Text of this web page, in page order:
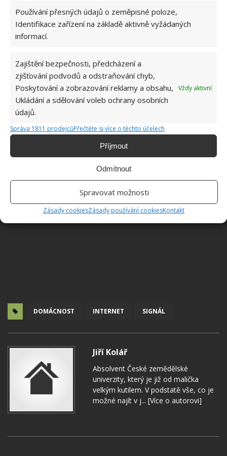
Používání přesných údajů o zeměpisné poloze,
Identifikace zařízení na základě aktivně vyžádaných
informací.
Zajištění bezpečnosti, předcházení a
zjišťování podvodů a odstraňování chyb,
Poskytování a zobrazování reklamy a obsahu,
Ukládání a sdělování voleb ochrany osobních
údajů.
Vždy aktivní
Správa 1811 prodejcůPřečtěte si více o těchto účelech
Příjmout
Odmítnout
Spravovat možnosti
Zásady cookiesZásady používání cookiesKontakt
jejich dosah nijak valný. Externí anténa tento
handicap snadno odstraní a budete nejspíš
překvapeni, jak vám to najednou „jede“. Jde navíc o
technické náročnosti.
Zdroj:BobVila
DOMÁCNOST INTERNET SIGNÁL
Jiří Kolář
Absolvent České zemědělské
univerzity, který je již od malička
velkým kutilem. V podstatě vše, co je
možné najít v j... [Více o autorovi]